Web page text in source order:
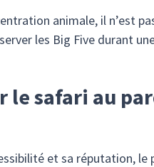
animale, il n’est
les Big Five durant
le safari au
et sa réputation, le